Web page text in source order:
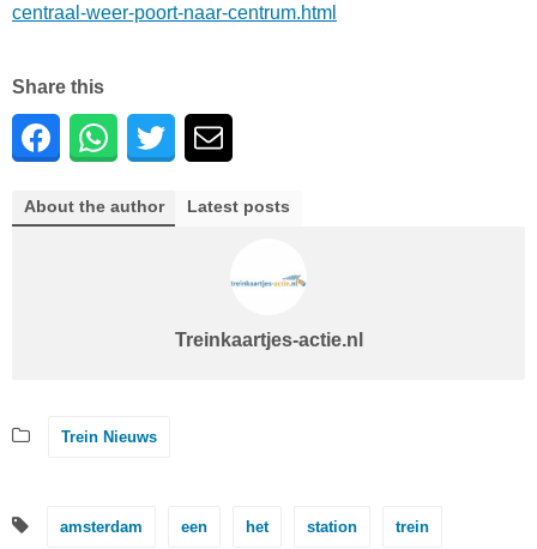
centraal-weer-poort-naar-centrum.html
Share this
About the author Latest posts
Treinkaartjes-actie.nl
Trein Nieuws
amsterdam een het station trein